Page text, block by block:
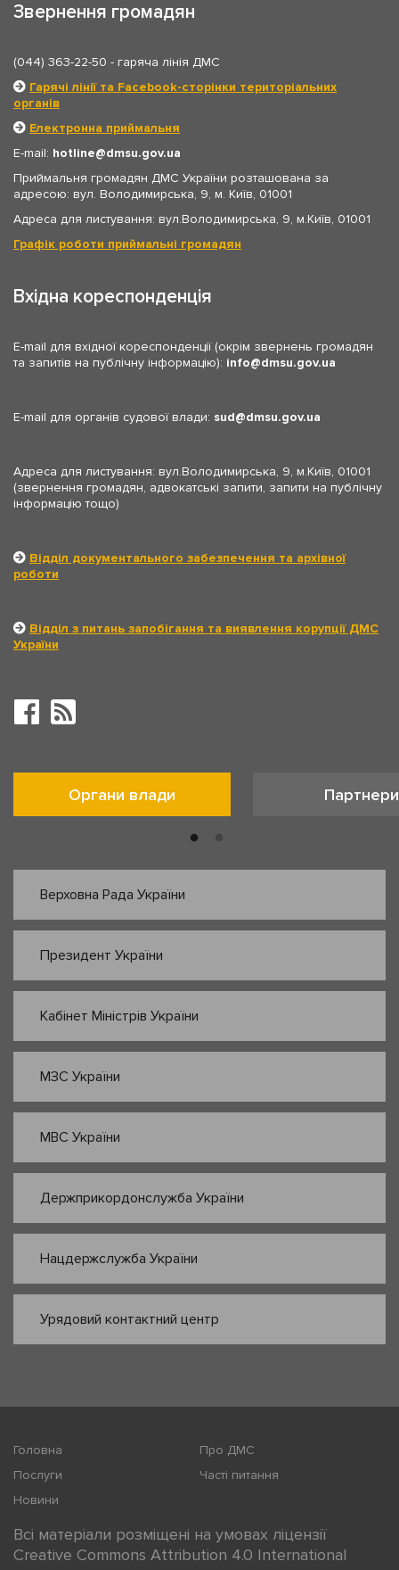
Звернення громадян
(044) 363-22-50 - гаряча лінія ДМС
Гарячі лінії та Facebook-сторінки територіальних
органів
Електронна приймальня
E-mail: hotline
dmsu.gov.ua
Приймальня громадян ДМС України розташована за
адресою: вул. Володимирська, 9, м. Київ, 01001
Адреса для листування: вул.Володимирська, 9, м.Київ, 01001
Графік роботи приймальні громадян
Вхідна кореспонденція
E-mail для вхідної кореспонденції (окрім звернень громадян
та запитів на публічну інформацію): info dmsu.gov.ua
E-mail для органів судової влади: sud dmsu.gov.ua
Адреса для листування: вул.Володимирська, 9, м.Київ, 01001
(звернення громадян, адвокатські запити, запити на публічну
інформацію тощо)
Відділ документального забезпечення та архівної
роботи
Відділ з питань запобігання та виявлення корупції ДМС
України
Органи влади Партнери
Верховна Рада України
Президент України
Кабінет Міністрів України
МЗС України
МВС України
Держприкордонслужба України
Нацдержслужба України
Урядовий контактний центр
Головна
Про ДМС
Послуги
Часті питання
Новини
Всі матеріали розміщені на умовах ліцензії
Creative Commons Attribution 4.0 International